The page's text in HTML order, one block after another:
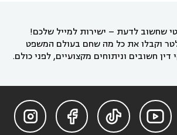
שחשוב לדעת – ישירות למייל שלכם!
וקבלו את כל מה שחם בעולם המשפט
דין חשובים וניתוחים מקצועיים, לפני כולם.



